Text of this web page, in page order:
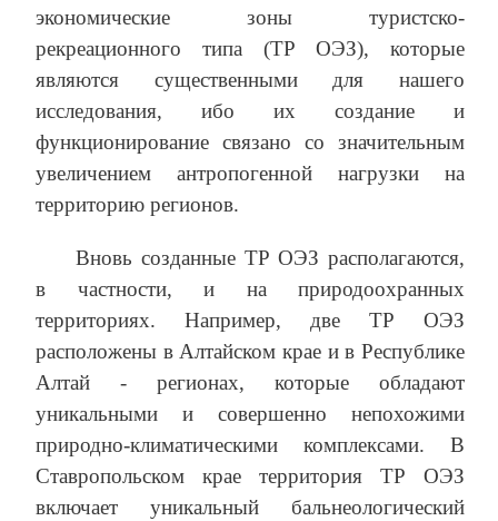
экономические зоны туристско-
рекреационного типа (ТР ОЭЗ), которые
являются существенными для нашего
исследования, ибо их создание и
функционирование связано со значительным
увеличением антропогенной нагрузки на
территорию регионов.
Вновь созданные ТР ОЭЗ располагаются,
в частности, и на природоохранных
территориях. Например, две ТР ОЭЗ
расположены в Алтайском крае и в Республике
Алтай ‑ регионах, которые обладают
уникальными и совершенно непохожими
природно-климатическими комплексами. В
Ставропольском крае территория ТР ОЭЗ
включает уникальный бальнеологический